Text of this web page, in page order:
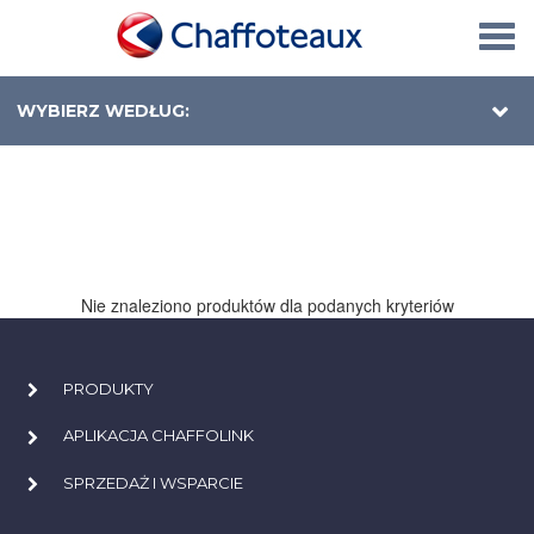
WYBIERZ WEDŁUG:
Nie znaleziono produktów dla podanych kryteriów
PRODUKTY
APLIKACJA CHAFFOLINK
SPRZEDAŻ I WSPARCIE